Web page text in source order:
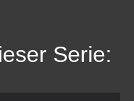
Serie: